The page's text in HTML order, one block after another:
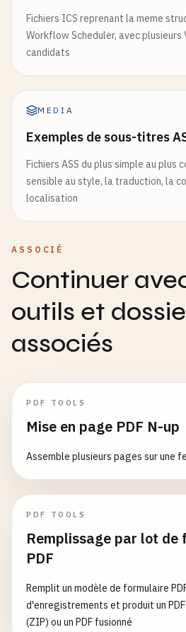
Fichiers ICS reprenant la meme
Workflow Scheduler, avec plusieurs
candidats
MEDIA
Exemples de sous-titres
Fichiers ASS du plus simple au plus
sensible au style, la traduction, la
localisation
ASSOCIÉ
Continuer
outils et
associés
PDF TOOLS
Mise en page PDF N-up
Assemble plusieurs pages sur une
PDF TOOLS
Remplissage par lot de
PDF
Remplit un modèle de formulaire
d'enregistrements et produit un
(ZIP) ou un PDF fusionné